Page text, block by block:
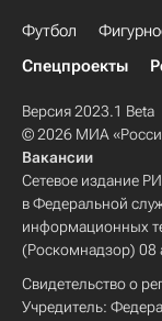
Футбол
Спецпроекты
Версия 2023.1 Beta
© 2026 МИА
Вакансии
Сетевое издание
в Федеральной
информационных
(Роскомнадзор) 08
Свидетельство о
Учредитель: